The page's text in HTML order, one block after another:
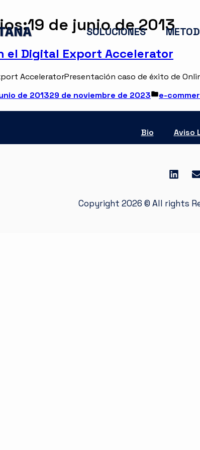
SOLUCIONES​
19 de junio de 2013
el Digital Export Accelerator
AcceleratorPresentación caso de éxito de
de 201329 de noviembre de 2023 e-
Bio Aviso
Copyright 2026 © All rights